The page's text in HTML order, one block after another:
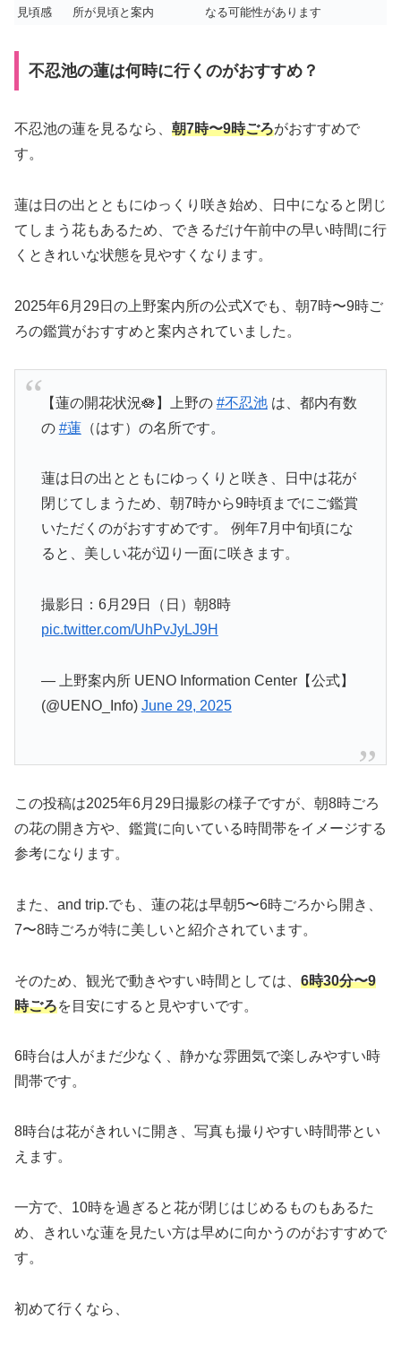
見頃感
所が見頃と案内
なる可能性があります
不忍池の蓮は何時に行くのがおすすめ？
不忍池の蓮を見るなら、 朝7時〜9時ごろがおすすめで
す。
蓮は日の出とともにゆっくり咲き始め、日中になると閉じ
てしまう花もあるため、できるだけ午前中の早い時間に行
くときれいな状態を見やすくなります。
2025年6月29日の上野案内所の公式Xでも、朝7時〜9時ご
ろの鑑賞がおすすめと案内されていました。
【蓮の開花状況🪷】上野の #不忍池は、都内有数
の #蓮（はす）の名所です。
蓮は日の出とともにゆっくりと咲き、日中は花が
閉じてしまうため、朝7時から9時頃までにご鑑賞
いただくのがおすすめです。 例年7月中旬頃にな
ると、美しい花が辺り一面に咲きます。
撮影日：6月29日（日）朝8時
pic.twitter.com/UhPvJyLJ9H
— 上野案内所 UENO Information Center【公式】
(@UENO_Info) June 29, 2025
この投稿は2025年6月29日撮影の様子ですが、朝8時ごろ
の花の開き方や、鑑賞に向いている時間帯をイメージする
参考になります。
また、and trip.でも、蓮の花は早朝5〜6時ごろから開き、
7〜8時ごろが特に美しいと紹介されています。
そのため、観光で動きやすい時間としては、 6時30分〜9
時ごろを目安にすると見やすいです。
6時台は人がまだ少なく、静かな雰囲気で楽しみやすい時
間帯です。
8時台は花がきれいに開き、写真も撮りやすい時間帯とい
えます。
一方で、10時を過ぎると花が閉じはじめるものもあるた
め、きれいな蓮を見たい方は早めに向かうのがおすすめで
す。
初めて行くなら、